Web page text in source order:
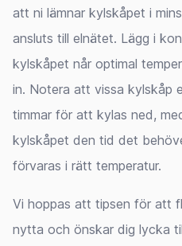
att ni lämnar kylskåpet i
ansluts till elnätet. Lägg i
kylskåpet når optimal
in. Notera att vissa kylskåp
timmar för att kylas ned,
kylskåpet den tid det
förvaras i rätt temperatur.
Vi hoppas att tipsen för att
nytta och önskar dig lycka